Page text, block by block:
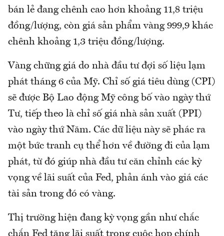
bán lẻ đang chênh cao hơn khoảng 11,8 triệu
đồng/lượng, còn giá sản phẩm vàng 999,9 khác
chênh khoảng 1,3 triệu đồng/lượng.
Vàng chững giá do nhà đầu tư đợi số liệu lạm
phát tháng 6 của Mỹ. Chỉ số giá tiêu dùng (CPI)
sẽ được Bộ Lao động Mỹ công bố vào ngày thứ
Tư, tiếp theo là chỉ số giá nhà sản xuất (PPI)
vào ngày thứ Năm. Các dữ liệu này sẽ phác ra
một bức tranh cụ thể hơn về đường đi của lạm
phát, từ đó giúp nhà đầu tư căn chỉnh các kỳ
vọng về lãi suất của Fed, phản ánh vào giá các
tài sản trong đó có vàng.
Thị trường hiện đang kỳ vọng gần như chắc